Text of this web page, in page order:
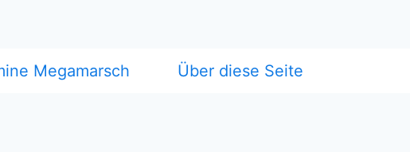
Megamarsch Über diese Seite